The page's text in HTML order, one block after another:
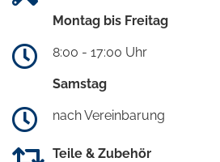
Montag bis Freitag
8:00 - 17:00 Uhr
Samstag
nach Vereinbarung
Teile & Zubehör